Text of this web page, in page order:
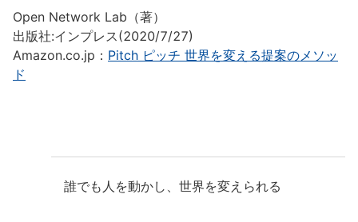
Open Network Lab（著）
出版社:インプレス(2020/7/27)
Amazon.co.jp： Pitch ピッチ 世界を変える提案のメソッ
ド
誰でも人を動かし、世界を変えられる